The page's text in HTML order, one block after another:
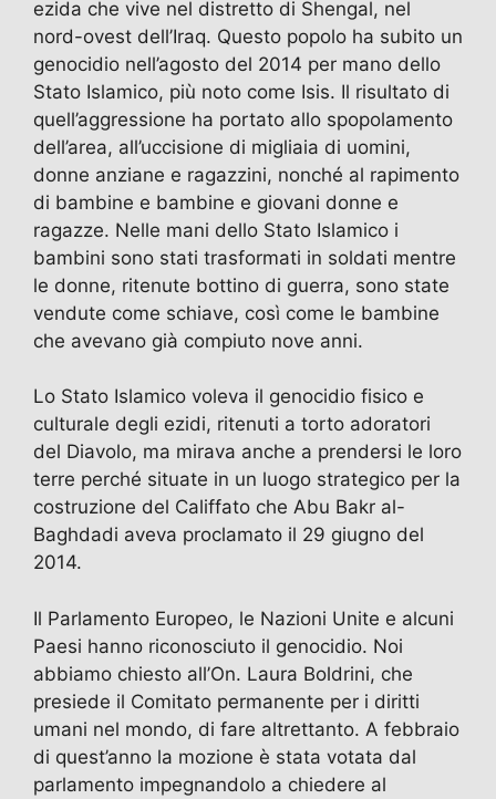
ezida che vive nel distretto di Shengal, nel
nord-ovest dell’Iraq. Questo popolo ha subito un
genocidio nell’agosto del 2014 per mano dello
Stato Islamico, più noto come Isis. Il risultato di
quell’aggressione ha portato allo spopolamento
dell’area, all’uccisione di migliaia di uomini,
donne anziane e ragazzini, nonché al rapimento
di bambine e bambine e giovani donne e
ragazze. Nelle mani dello Stato Islamico i
bambini sono stati trasformati in soldati mentre
le donne, ritenute bottino di guerra, sono state
vendute come schiave, così come le bambine
che avevano già compiuto nove anni.
Lo Stato Islamico voleva il genocidio fisico e
culturale degli ezidi, ritenuti a torto adoratori
del Diavolo, ma mirava anche a prendersi le loro
terre perché situate in un luogo strategico per la
costruzione del Califfato che Abu Bakr al-
Baghdadi aveva proclamato il 29 giugno del
2014.
Il Parlamento Europeo, le Nazioni Unite e alcuni
Paesi hanno riconosciuto il genocidio. Noi
abbiamo chiesto all’On. Laura Boldrini, che
presiede il Comitato permanente per i diritti
umani nel mondo, di fare altrettanto. A febbraio
di quest’anno la mozione è stata votata dal
parlamento impegnandolo a chiedere al